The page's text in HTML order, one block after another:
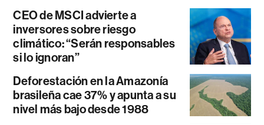
CEO de MSCI advierte a
inversores sobre riesgo
climático: “Serán responsables
si lo ignoran”
Deforestación en la Amazonía
brasileña cae 37% y apunta a su
nivel más bajo desde 1988